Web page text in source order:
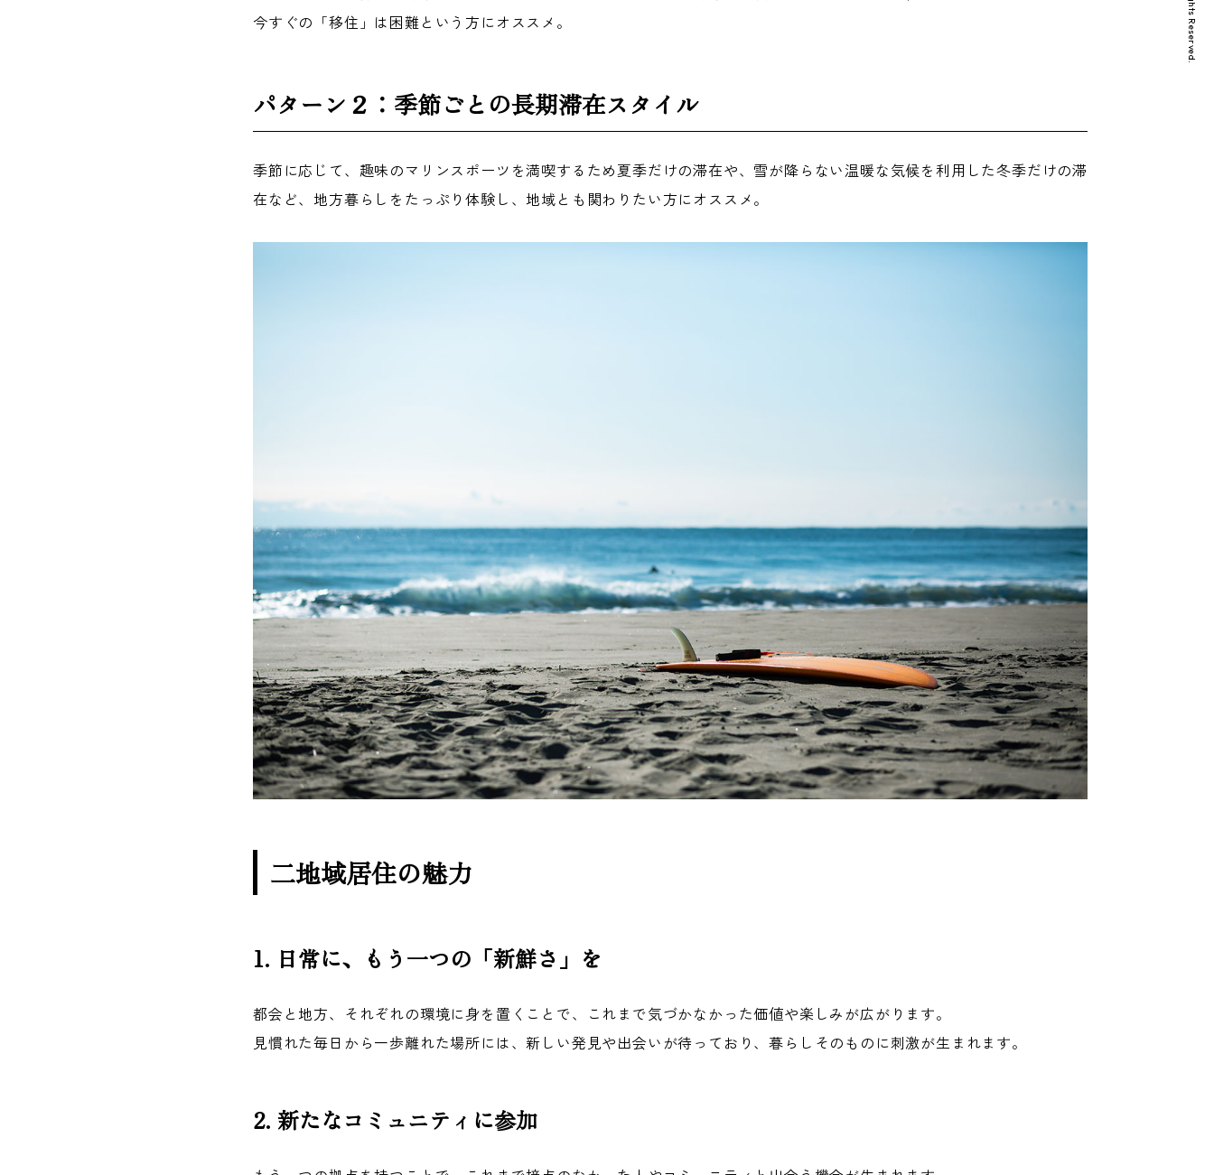
今すぐの「移住」は困難という方にオススメ。
パターン２：季節ごとの長期滞在スタイル
季節に応じて、趣味のマリンスポーツを満喫するため夏季だけの滞在や、雪が降ら ない温暖な気候を利用した冬季だけの滞
在など、地方暮らしをたっぷり体験し、地域とも関わりたい方にオススメ。
二地域居住の魅力
1. 日常に、もう一つの「新鮮さ」を
都会と地方、それぞれの環境に身を置くことで、これまで気づかなかった価値や楽しみが広がります。
見慣れた毎日から一歩離れた場所には、新しい発見や出会いが待っており、暮らしそのものに刺激が生まれます。
2. 新たなコミュニティに参加